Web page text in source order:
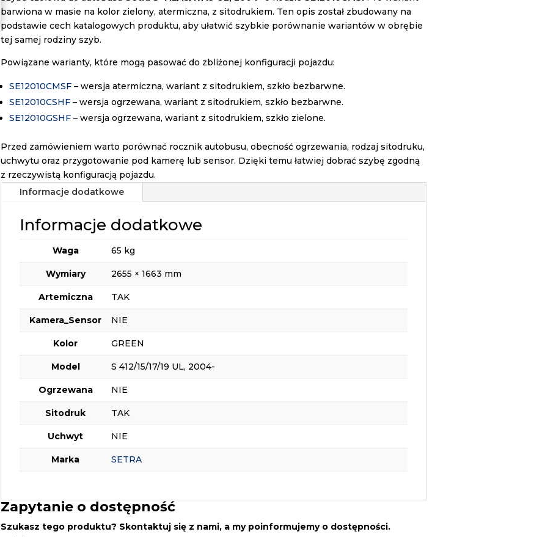
barwiona w masie na kolor zielony, atermiczna, z sitodrukiem. Ten opis został zbudowany na
podstawie cech katalogowych produktu, aby ułatwić szybkie porównanie wariantów w obrębie
tej samej rodziny szyb.
Powiązane warianty, które mogą pasować do zbliżonej konfiguracji pojazdu:
SE12010CMSF – wersja atermiczna, wariant z sitodrukiem, szkło bezbarwne.
SE12010CSHF – wersja ogrzewana, wariant z sitodrukiem, szkło bezbarwne.
SE12010GSHF – wersja ogrzewana, wariant z sitodrukiem, szkło zielone.
Przed zamówieniem warto porównać rocznik autobusu, obecność ogrzewania, rodzaj sitodruku,
uchwytu oraz przygotowanie pod kamerę lub sensor. Dzięki temu łatwiej dobrać szybę zgodną
z rzeczywistą konfiguracją pojazdu.
Informacje dodatkowe
Informacje dodatkowe
Waga 65 kg
Wymiary 2655 × 1663 mm
Artemiczna TAK
Kamera_Sensor NIE
Kolor GREEN
Model S 412/15/17/19 UL, 2004-
Ogrzewana NIE
Sitodruk TAK
Uchwyt NIE
Marka SETRA
Zapytanie o dostępność
Szukasz tego produktu? Skontaktuj się z nami, a my poinformujemy o dostępności.